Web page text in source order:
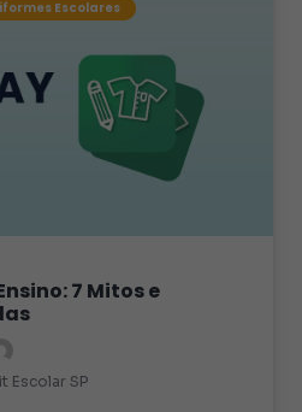
Escolares
7 Mitos e
Escolar SP